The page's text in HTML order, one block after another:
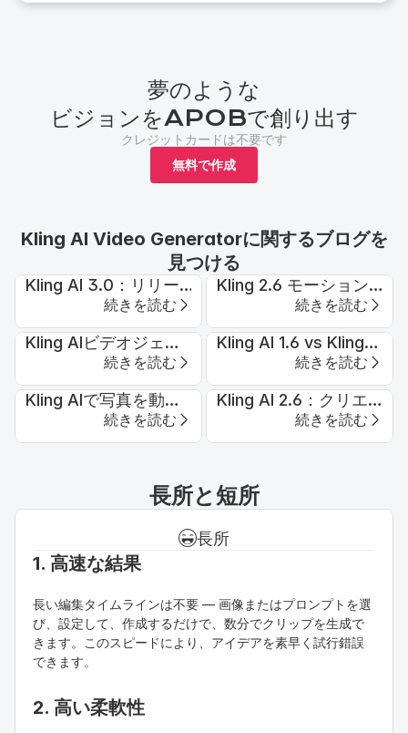
夢のような
ビジョンをAPOBで創り出す
クレジットカードは不要です
無料で作成
Kling AI Video Generatorに関するブログを
見つける
Kling AI 3.0：リリー
ス日、機能プレビュ
ー、そして今すぐ試す
べき最良の代替案
続きを読む
Kling 2.6 モーション
コントロール：APOB
AIで無料で試す
続きを読む
Kling AIビデオジェネ
レーター：使い方は？
続きを読む
Kling AI 1.6 vs Kling
2.0：新機能と、どち
らのバージョンが優れ
ている？
続きを読む
Kling AIで写真を動か
す aiプロンプトガイド
｜無料で動画作成
続きを読む
Kling AI 2.6：クリエ
イターのための究極の
動画生成ツール
続きを読む
長所と短所
長所
1. 高速な結果
長い編集タイムラインは不要 — 画像またはプロンプトを選
び、設定して、作成するだけで、数分でクリップを生成で
きます。このスピードにより、アイデアを素早く試行錯誤
できます。
2. 高い柔軟性